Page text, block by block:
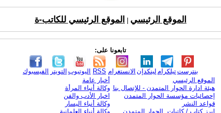
الموقع الرئيسي الموقع الرئيسي للكاتب-ة
تابعونا على:
الفيسبوك التويتر اليوتيوب RSS الانستغرام لينكدإن تيلكرامبنترست
الموقع الرئيسي
هيئة ادارة الحوار المتمدن - للإتصال بنا
إحصائيات مؤسسة الحوار المتمدن
قواعد النشر
ابرز كتاب / كاتبات الحوار المتمدن
أخبار عامة
وكالة أنباء المرأة
اخبار الأدب والفن
وكالة أنباء اليسار
وكالة أنباء العلمانية